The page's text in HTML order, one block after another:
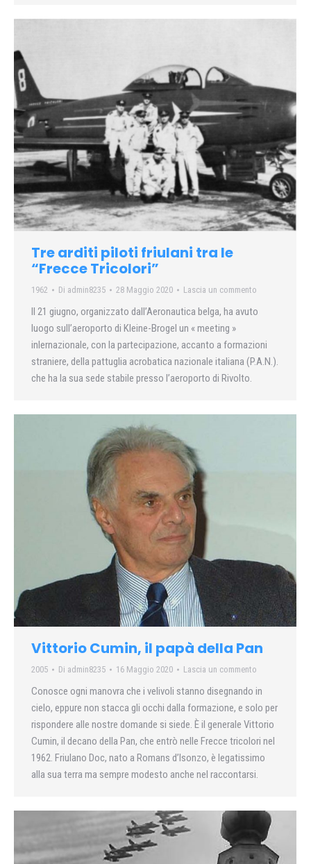
Tre arditi piloti friulani tra le
“Frecce Tricolori”
1962 Di admin8235 28 Maggio 2020 Lascia un commento
Il 21 giugno, organizzato dall’Aeronautica belga, ha avuto
luogo sull’aeroporto di Kleine-Brogel un « meeting »
inlernazionale, con la partecipazione, accanto a formazioni
straniere, della pattuglia acrobatica nazionale italiana (P.A.N.).
che ha la sua sede stabile presso l’aeroporto di Rivolto.
Vittorio Cumin, il papà della Pan
2005 Di admin8235 16 Maggio 2020 Lascia un commento
Conosce ogni manovra che i velivoli stanno disegnando in
cielo, eppure non stacca gli occhi dalla formazione, e solo per
rispondere alle nostre domande si siede. È il generale Vittorio
Cumin, il decano della Pan, che entrò nelle Frecce tricolori nel
1962. Friulano Doc, nato a Romans d’Isonzo, è legatissimo
alla sua terra ma sempre modesto anche nel raccontarsi.